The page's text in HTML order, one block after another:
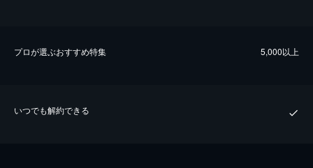
プロが選ぶおすすめ特集 5,000以上
いつでも解約できる